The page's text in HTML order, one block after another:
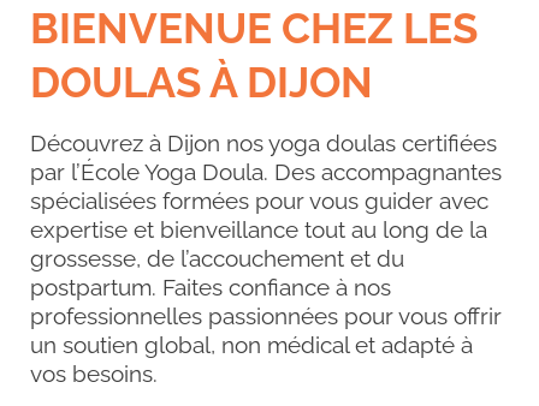
BIENVENUE CHEZ LES
DOULAS À DIJON
Découvrez à Dijon nos yoga doulas certifiées
par l’École Yoga Doula. Des accompagnantes
spécialisées formées pour vous guider avec
expertise et bienveillance tout au long de la
grossesse, de l’accouchement et du
postpartum. Faites confiance à nos
professionnelles passionnées pour vous offrir
un soutien global, non médical et adapté à
vos besoins.